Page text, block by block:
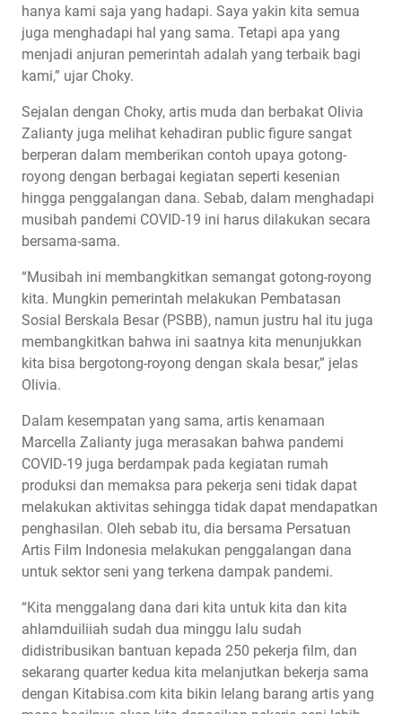
hanya kami saja yang hadapi. Saya yakin kita semua
juga menghadapi hal yang sama. Tetapi apa yang
menjadi anjuran pemerintah adalah yang terbaik bagi
kami,” ujar Choky.
Sejalan dengan Choky, artis muda dan berbakat Olivia
Zalianty juga melihat kehadiran public figure sangat
berperan dalam memberikan contoh upaya gotong-
royong dengan berbagai kegiatan seperti kesenian
hingga penggalangan dana. Sebab, dalam menghadapi
musibah pandemi COVID-19 ini harus dilakukan secara
bersama-sama.
“Musibah ini membangkitkan semangat gotong-royong
kita. Mungkin pemerintah melakukan Pembatasan
Sosial Berskala Besar (PSBB), namun justru hal itu juga
membangkitkan bahwa ini saatnya kita menunjukkan
kita bisa bergotong-royong dengan skala besar,” jelas
Olivia.
Dalam kesempatan yang sama, artis kenamaan
Marcella Zalianty juga merasakan bahwa pandemi
COVID-19 juga berdampak pada kegiatan rumah
produksi dan memaksa para pekerja seni tidak dapat
melakukan aktivitas sehingga tidak dapat mendapatkan
penghasilan. Oleh sebab itu, dia bersama Persatuan
Artis Film Indonesia melakukan penggalangan dana
untuk sektor seni yang terkena dampak pandemi.
“Kita menggalang dana dari kita untuk kita dan kita
ahlamduiliiah sudah dua minggu lalu sudah
didistribusikan bantuan kepada 250 pekerja film, dan
sekarang quarter kedua kita melanjutkan bekerja sama
dengan Kitabisa.com kita bikin lelang barang artis yang